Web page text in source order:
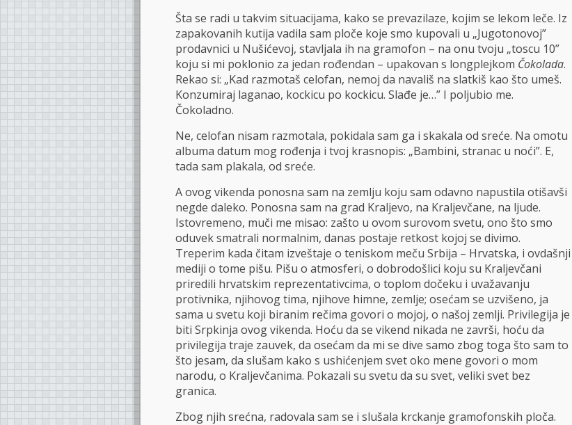
Šta se radi u takvim situacijama, kako se prevazilaze, kojim se lekom leče. Iz
zapakovanih kutija vadila sam ploče koje smo kupovali u „Jugotonovoj”
prodavnici u Nušićevoj, stavljala ih na gramofon – na onu tvoju „toscu 10”
koju si mi poklonio za jedan rođendan – upakovan s longplejkom Čokolada.
Rekao si: „Kad razmotaš celofan, nemoj da navališ na slatkiš kao što umeš.
Konzumiraj laganao, kockicu po kockicu. Slađe je…” I poljubio me.
Čokoladno.
Ne, celofan nisam razmotala, pokidala sam ga i skakala od sreće. Na omotu
albuma datum mog rođenja i tvoj krasnopis: „Bambini, stranac u noći”. E,
tada sam plakala, od sreće.
A ovog vikenda ponosna sam na zemlju koju sam odavno napustila otišavši
negde daleko. Ponosna sam na grad Kraljevo, na Kraljevčane, na ljude.
Istovremeno, muči me misao: zašto u ovom surovom svetu, ono što smo
oduvek smatrali normalnim, danas postaje retkost kojoj se divimo.
Treperim kada čitam izveštaje o teniskom meču Srbija – Hrvatska, i ovdašnji
mediji o tome pišu. Pišu o atmosferi, o dobrodošlici koju su Kraljevčani
priredili hrvatskim reprezentativcima, o toplom dočeku i uvažavanju
protivnika, njihovog tima, njihove himne, zemlje; osećam se uzvišeno, ja
sama u svetu koji biranim rečima govori o mojoj, o našoj zemlji. Privilegija je
biti Srpkinja ovog vikenda. Hoću da se vikend nikada ne završi, hoću da
privilegija traje zauvek, da osećam da mi se dive samo zbog toga što sam to
što jesam, da slušam kako s ushićenjem svet oko mene govori o mom
narodu, o Kraljevčanima. Pokazali su svetu da su svet, veliki svet bez
granica.
Zbog njih srećna, radovala sam se i slušala krckanje gramofonskih ploča.